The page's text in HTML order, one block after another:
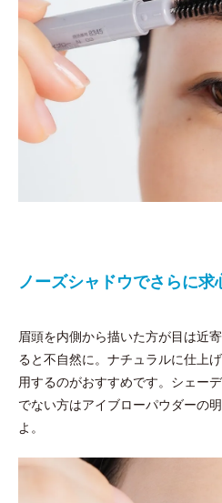
ノーズシャドウでさらに求
眉頭を内側から描いた方が目は近
ると不自然に。ナチュラルに仕上
用するのがおすすめです。シェー
でない方はアイブローパウダーの
よ。